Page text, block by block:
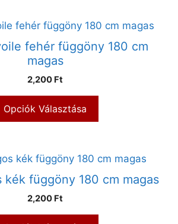
fehér függöny 180 cm
magas
2,200 Ft
Opciók Választása
kék függöny 180 cm magas
2,200 Ft